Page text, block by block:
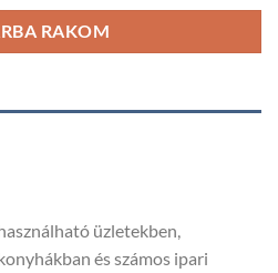
RAKOM
üzletekben,
és számos ipari